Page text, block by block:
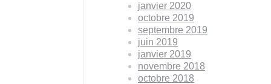
janvier 2020
octobre 2019
septembre 2019
juin 2019
janvier 2019
novembre 2018
octobre 2018